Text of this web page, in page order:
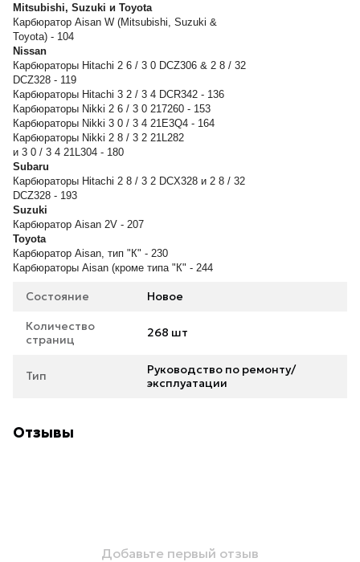
Mitsubishi, Suzuki и Toyota
Карбюратор Aisan W (Mitsubishi, Suzuki &
Toyota) - 104
Nissan
Карбюраторы Hitachi 2 6 / 3 0 DCZ306 & 2 8 / 32
DCZ328 - 119
Карбюраторы Hitachi 3 2 / 3 4 DCR342 - 136
Карбюраторы Nikki 2 6 / 3 0 217260 - 153
Карбюраторы Nikki 3 0 / 3 4 21E3Q4 - 164
Карбюраторы Nikki 2 8 / 3 2 21L282
и 3 0 / 3 4 21L304 - 180
Subaru
Карбюраторы Hitachi 2 8 / 3 2 DCX328 и 2 8 / 32
DCZ328 - 193
Suzuki
Карбюратор Aisan 2V - 207
Toyota
Карбюратор Aisan, тип "К" - 230
Карбюраторы Aisan (кроме типа "К" - 244
Состояние Новое
Количество
страниц
268 шт
Тип
Руководство по ремонту/
эксплуатации
Отзывы
Добавьте первый отзыв